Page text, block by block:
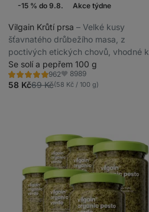
-15 % do 9.8. Akce týdne
Vilgain Krůtí prsa ⁠–⁠ Velké kusy
šťavnatého drůbežího masa, z
poctivých etických chovů, vhodné k
okamžité konzumaci
Se solí a pepřem 100 g
962
Hodnocení
4.9/5,
962
Oblíbené
8989
58 Kč69 Kč(58 Kč / 100 g)